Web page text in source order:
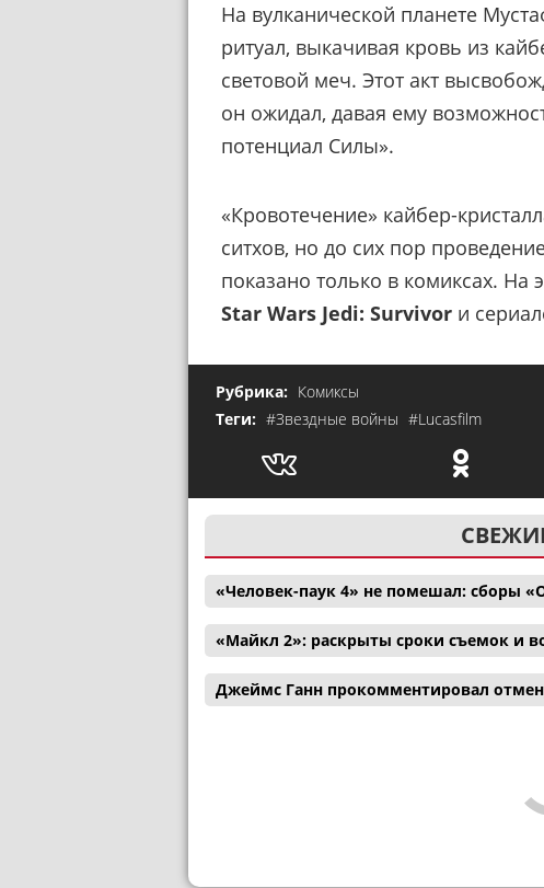
На вулканической планете
ритуал, выкачивая кровь из
световой меч. Этот акт
он ожидал, давая ему
потенциал Силы».
«Кровотечение» кайбер-
ситхов, но до сих пор
показано только в комиксах. На
Star Wars Jedi: Survivor и
Рубрика: Комиксы
Теги: #Звездные войны #Lucasfilm
«Человек-паук 4» не помешал: сборы
«Майкл 2»: раскрыты сроки съемок и
Джеймс Ганн прокомментировал